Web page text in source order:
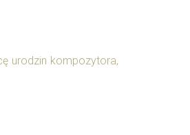
urodzin kompozytora,